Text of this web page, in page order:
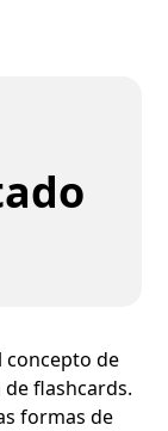
concepto de
flashcards.
formas de